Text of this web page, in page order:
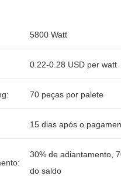
5800 Watt
0.22-0.28 USD per watt
70 peças por palete
15 dias após o
30% de adiantamento,
do saldo